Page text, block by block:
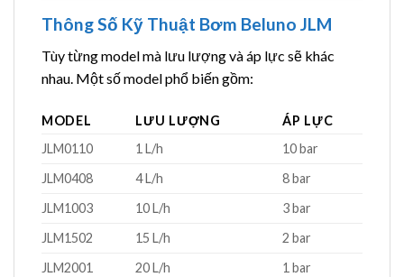
Thông Số Kỹ Thuật Bơm Beluno JLM
Tùy từng model mà lưu lượng và áp lực sẽ khác
nhau. Một số model phổ biến gồm:
MODEL LƯU LƯỢNG
ÁP LỰC
JLM0110
1 L/h
10 bar
JLM0408
4 L/h
8 bar
JLM1003
10 L/h
3 bar
JLM1502
15 L/h
2 bar
JLM2001
20 L/h 1 bar